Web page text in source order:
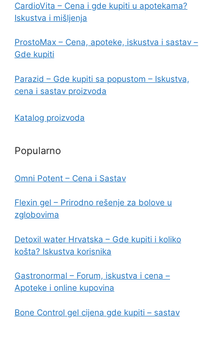
CardioVita – Cena i gde kupiti u apotekama?
Iskustva i mišljenja
ProstoMax – Cena, apoteke, iskustva i sastav –
Gde kupiti
Parazid – Gde kupiti sa popustom – Iskustva,
cena i sastav proizvoda
Katalog proizvoda
Popularno
Omni Potent – Cena i Sastav
Flexin gel – Prirodno rešenje za bolove u
zglobovima
Detoxil water Hrvatska – Gde kupiti i koliko
košta? Iskustva korisnika
Gastronormal – Forum, iskustva i cena –
Apoteke i online kupovina
Bone Control gel cijena gde kupiti – sastav